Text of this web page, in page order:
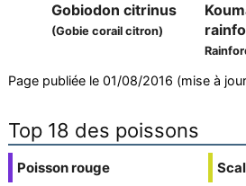
Gobiodon citrinus
(Gobie corail citron)
Page publiée le 01/08/2016 (mise à
Top 18 des poissons
Poisson rouge